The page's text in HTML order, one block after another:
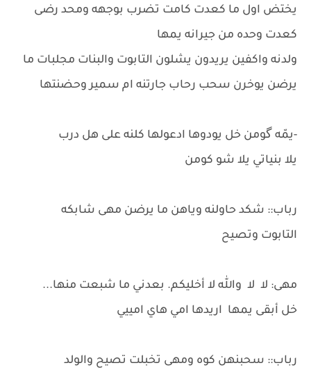
يختض اول ما كعدت كامت تضرب بوجهه ومحد رضى
كعدت وحده من جيرانه يمها
ولدنه واكفين يريدون يشلون التابوت والبنات مجلبات ما
يرضن يوخرن سحب رحاب جارتنه ام سمير وحضنتها
-يمّه گومن خل يودوها ادعولها كلنه على هل درب
يلا بنياتي يلا شو كومن
رباب:: شكد حاولنه وياهن ما يرضن مهى شابكه
التابوت وتصيح
مهى: لا لا والله لا أخليكم. بعدني ما شبعت منها...
خل أبقى يمها اريدها امي هاي امييي
رباب:: سحبنهن كوه ومهى تخبلت تصيح والولد